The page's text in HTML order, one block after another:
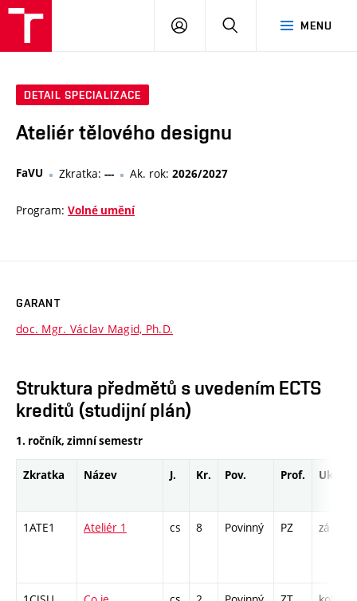
MENU
PŘIHLÁSIT
DETAIL SPECIALIZACE
Ateliér tělového designu
FaVU Zkratka: --- Ak. rok: 2026/2027
Program: Volné umění
GARANT
doc. Mgr. Václav Magid, Ph.D.
Struktura předmětů s uvedením ECTS
kreditů (studijní plán)
1. ročník, zimní semestr
Zkratka Název J. Kr. Pov. Prof. Uk.
1ATE1 Ateliér 1 cs 8 Povinný PZ zá